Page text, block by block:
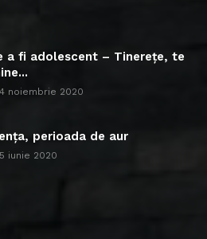
a fi adolescent – Tinerețe, te
noiembrie 2020
perioada de aur
iunie 2020